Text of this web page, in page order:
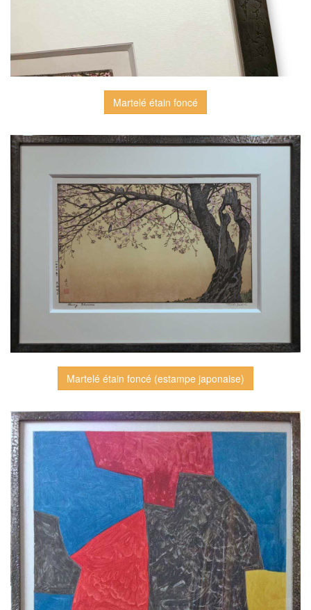
Martelé étain foncé
Martelé étain foncé (estampe japonaise)